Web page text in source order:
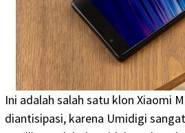
Ini adalah salah satu klon Xiaomi
diantisipasi, karena Umidigi